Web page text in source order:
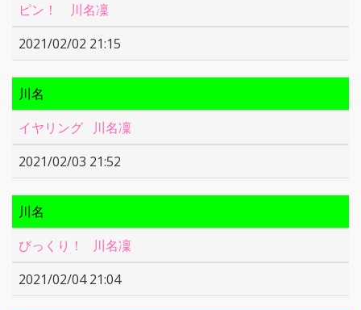
ピン！ 川名凜
2021/02/02 21:15
川名
イヤリング 川名凜
2021/02/03 21:52
川名
びっくり！ 川名凜
2021/02/04 21:04